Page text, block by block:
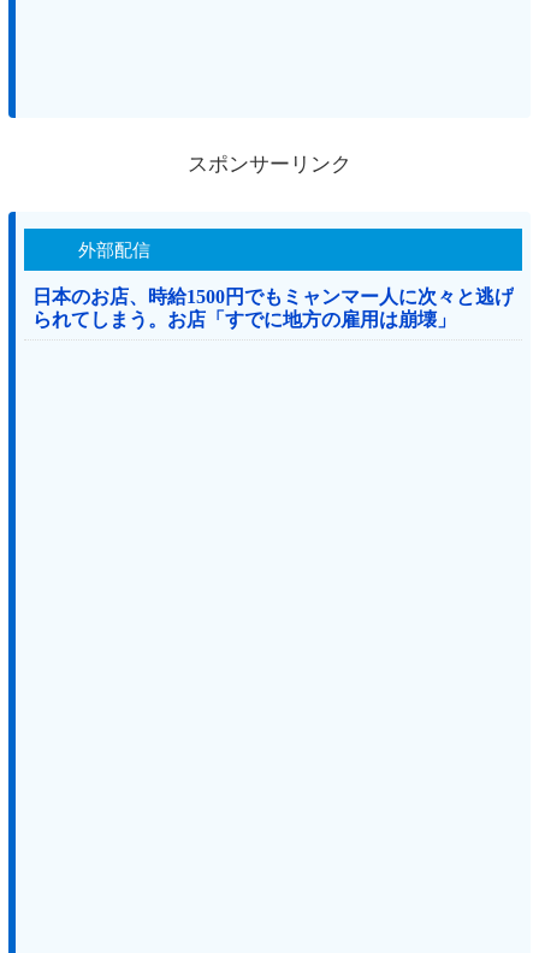
スポンサーリンク
外部配信
日本のお店、時給1500円でもミャンマー人に次々と逃げ
られてしまう。お店「すでに地方の雇用は崩壊」